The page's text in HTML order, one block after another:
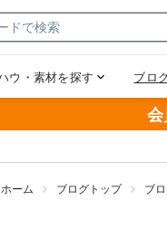
ホーム ブログトップ ブ